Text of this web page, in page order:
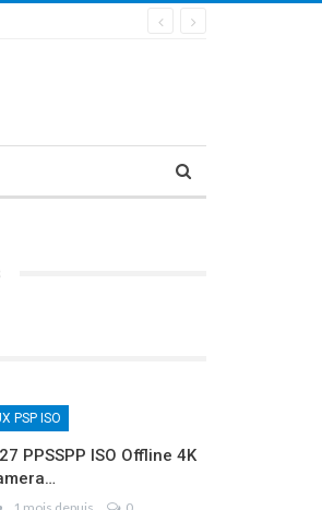
PSP ISO
PPSSPP ISO Offline 4K